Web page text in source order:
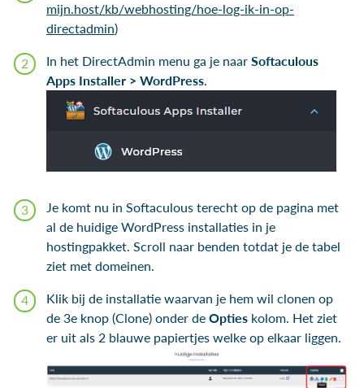
mijn.host/kb/webhosting/hoe-log-ik-in-op-
directadmin)
In het DirectAdmin menu ga je naar Softaculous
Apps Installer > WordPress.
Je komt nu in Softaculous terecht op de pagina met
al de huidige WordPress installaties in je
hostingpakket. Scroll naar benden totdat je de tabel
ziet met domeinen.
Klik bij de installatie waarvan je hem wil clonen op
de 3e knop (Clone) onder de Opties kolom. Het ziet
er uit als 2 blauwe papiertjes welke op elkaar liggen.